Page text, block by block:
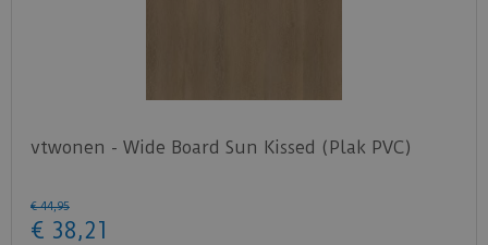
vtwonen - Wide Board Sun Kissed (Plak PVC)
€ 44,95
€ 38,21